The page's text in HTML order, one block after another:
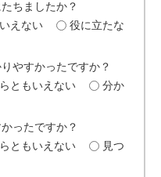
ちましたか？
えない
役に立たな
やすかったですか？
ともいえない
分か
ったですか？
ともいえない
見つ